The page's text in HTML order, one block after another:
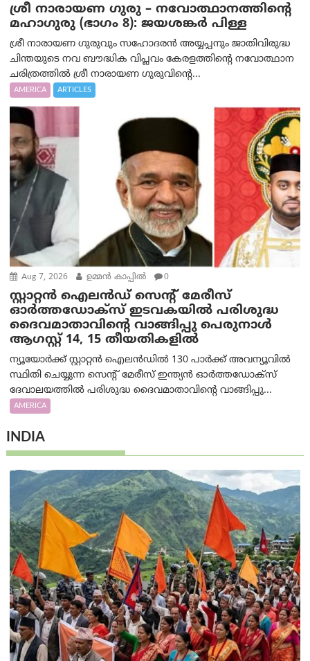
ശ്രീ നാരായണ ഗുരു – നവോത്ഥാനത്തിന്റെ
മഹാഗുരു (ഭാഗം 8): ജയശങ്കര്‍ പിള്ള
ശ്രീ നാരായണ ഗുരുവും സഹോദരൻ അയ്യപ്പനും ജാതിവിരുദ്ധ
ചിന്തയുടെ നവ ബൗദ്ധിക വിപ്ലവം കേരളത്തിന്റെ നവോത്ഥാന
ചരിത്രത്തിൽ ശ്രീ നാരായണ ഗുരുവിന്റെ...
AMERICA ARTICLES
Aug 7, 2026 ഉമ്മന്‍ കാപ്പില്‍ 0
സ്റ്റാറ്റൻ ഐലൻഡ് സെന്റ് മേരീസ്
ഓർത്തഡോക്സ് ഇടവകയിൽ പരിശുദ്ധ
ദൈവമാതാവിന്റെ വാങ്ങിപ്പു പെരുനാൾ
ആഗസ്റ്റ് 14, 15 തീയതികളിൽ
ന്യൂയോർക്ക് സ്റ്റാറ്റൻ ഐലൻഡിൽ 130 പാർക്ക് അവന്യൂവിൽ
സ്ഥിതി ചെയ്യുന്ന സെന്റ് മേരീസ് ഇന്ത്യൻ ഓർത്തഡോക്സ്
ദേവാലയത്തിൽ പരിശുദ്ധ ദൈവമാതാവിന്റെ വാങ്ങിപ്പു...
AMERICA
INDIA